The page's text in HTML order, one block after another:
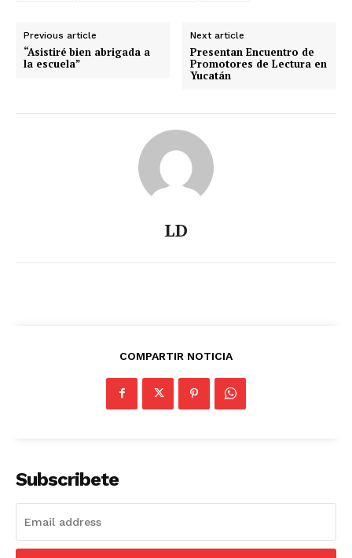
Previous article
“Asistiré bien abrigada a
la escuela”
Next article
Presentan Encuentro de
Promotores de Lectura en
Yucatán
LD
COMPARTIR NOTICIA
Subscribete